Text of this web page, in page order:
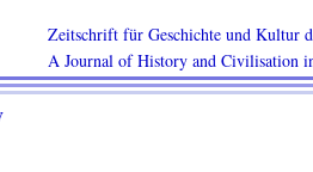
Zeitschrift für Geschichte und Kultur
A Journal of History and Civilisation